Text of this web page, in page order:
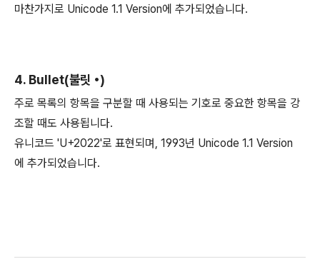
마찬가지로 Unicode 1.1 Version에 추가되었습니다.
4. Bullet(불릿 •)
주로 목록의 항목을 구분할 때 사용되는 기호로 중요한 항목을 강
조할 때도 사용됩니다.
유니코드 'U+2022'로 표현되며, 1993년 Unicode 1.1 Version
에 추가되었습니다.